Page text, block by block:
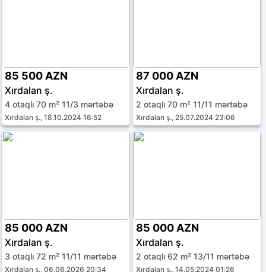
85 500 AZN
Xırdalan ş.
4 otaqlı 70 m² 11/3 mərtəbə
Xırdalan ş., 18.10.2024 16:52
87 000 AZN
Xırdalan ş.
2 otaqlı 70 m² 11/11 mərtəbə
Xırdalan ş., 25.07.2024 23:06
85 000 AZN
Xırdalan ş.
3 otaqlı 72 m² 11/11 mərtəbə
Xırdalan ş., 06.06.2026 20:34
85 000 AZN
Xırdalan ş.
2 otaqlı 62 m² 13/11 mərtəbə
Xırdalan ş., 14.05.2024 01:26